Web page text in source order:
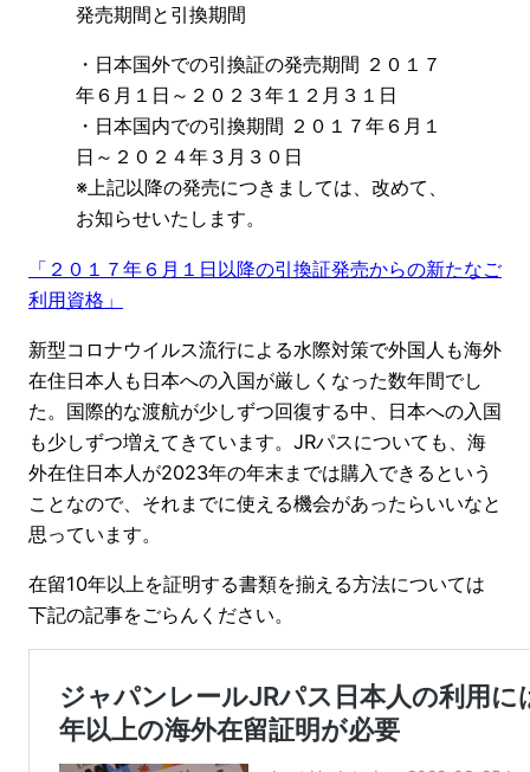
発売期間と引換期間
・日本国外での引換証の発売期間 ２０１７
年６月１日～２０２３年１２月３１日
・日本国内での引換期間 ２０１７年６月１
日～２０２４年３月３０日
※上記以降の発売につきましては、改めて、
お知らせいたします。
「２０１７年６月１日以降の引換証発売からの新たなご
利用資格」
新型コロナウイルス流行による水際対策で外国人も海外
在住日本人も日本への入国が厳しくなった数年間でし
た。国際的な渡航が少しずつ回復する中、日本への入国
も少しずつ増えてきています。JRパスについても、海
外在住日本人が2023年の年末までは購入できるという
ことなので、それまでに使える機会があったらいいなと
思っています。
在留10年以上を証明する書類を揃える方法については
下記の記事をごらんください。